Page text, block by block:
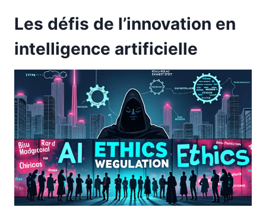
Les défis de l’innovation en
intelligence artificielle